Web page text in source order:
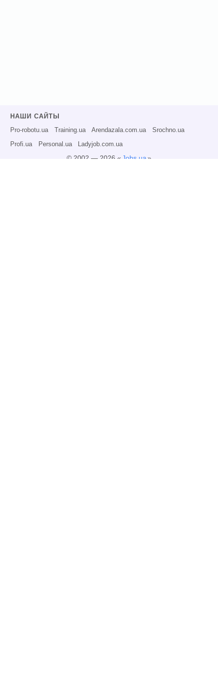
НАШИ САЙТЫ
Pro-robotu.ua Training.ua Arendazala.com.ua Srochno.ua
Profi.ua Personal.ua Ladyjob.com.ua
© 2002 — 2026 « Jobs.ua»